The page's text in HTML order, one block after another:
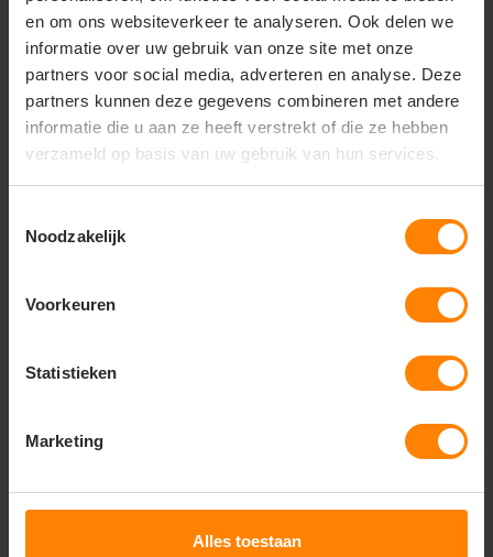
en om ons websiteverkeer te analyseren. Ook delen we
informatie over uw gebruik van onze site met onze
partners voor social media, adverteren en analyse. Deze
partners kunnen deze gegevens combineren met andere
informatie die u aan ze heeft verstrekt of die ze hebben
verzameld op basis van uw gebruik van hun services.
Noodzakelijk
Voorkeuren
Statistieken
Marketing
Alles toestaan
Vragen? Neem contact
op met onze
klantenservice
call +31(0)418 511 972
Dit vind je misschien ook leuk